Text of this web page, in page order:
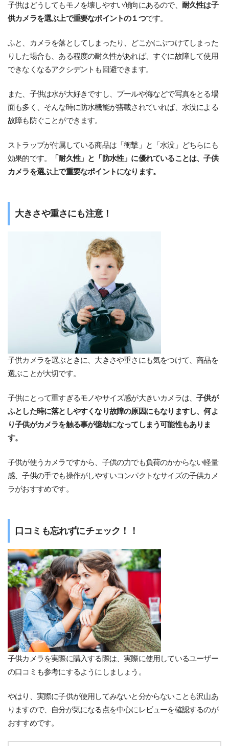
子供はどうしてもモノを壊しやすい傾向にあるので、 耐久性は子
供カメラを選ぶ上で重要なポイントの１つです。
ふと、カメラを落としてしまったり、どこかにぶつけてしまった
りした場合も、ある程度の耐久性があれば、すぐに故障して使用
できなくなるアクシデントも回避できます。
また、子供は水が大好きですし、プールや海などで写真をとる場
面も多く、そんな時に防水機能が搭載されていれば、水没による
故障も防ぐことができます。
ストラップが付属している商品は「衝撃」と「水没」どちらにも
効果的です。
「耐久性」と「防水性」に優れていることは、子供
カメラを選ぶ上で重要なポイントになります。
大きさや重さにも注意！
子供カメラを選ぶときに、大きさや重さにも気をつけて、商品を
選ぶことが大切です。
子供にとって重すぎるモノやサイズ感が大きいカメラは、子供が
ふとした時に落としやすくなり故障の原因にもなりますし、何よ
り子供がカメラを触る事が億劫になってしまう可能性もありま
す。
子供が使うカメラですから、子供の力でも負荷のかからない軽量
感、子供の手でも操作がしやすいコンパクトなサイズの子供カメ
ラがおすすめです。
口コミも忘れずにチェック！！
子供カメラを実際に購入する際は、実際に使用しているユーザー
の口コミも参考にするようにしましょう。
やはり、実際に子供が使用してみないと分からないことも沢山あ
りますので、自分が気になる点を中心にレビューを確認するのが
おすすめです。